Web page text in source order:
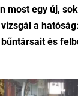
most egy új,
a
és